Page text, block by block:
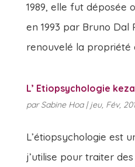
1989, elle fut déposée
en 1993 par Bruno Dal
renouvelé la propriété
L’ Etiopsychologie
parSabine Hoa|jeu, Fév,
L’étiopsychologie est
j’utilise pour traiter